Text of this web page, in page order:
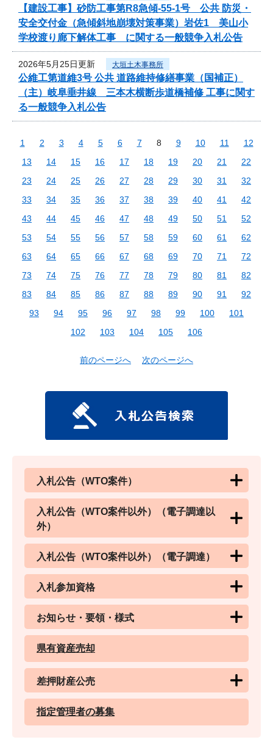
【建設工事】砂防工事第R8急傾-55-1号 公共 防災・
安全交付金（急傾斜地崩壊対策事業）岩佐1 美山小
学校渡り廊下解体工事 に関する一般競争入札公告
2026年5月25日更新 大垣土木事務所
公維工第道維3号 公共 道路維持修繕事業（国補正）
（主）岐阜垂井線 三本木横断歩道橋補修 工事に関す
る一般競争入札公告
1 2 3 4 5 6 7 8 9 10 11
12
13
14 15 16 17 18 19 20 21
22
23
24 25 26 27 28 29 30 31
32
33
34 35 36 37 38 39 40 41
42
43
44 45 46 47 48 49 50 51
52
53
54 55 56 57 58 59 60 61
62
63
64 65 66 67 68 69 70 71
72
73
74 75 76 77 78 79 80 81
82
83
84 85 86 87 88 89 90 91
92
93
94 95 96 97 98 99 100
101
102
103 104 105 106
前のページへ 次のページへ
入札公告（WTO案件）
入札公告（WTO案件以外）（電子調達以
外）
入札公告（WTO案件以外）（電子調達）
入札参加資格
お知らせ・要領・様式
県有資産売却
差押財産公売
指定管理者の募集